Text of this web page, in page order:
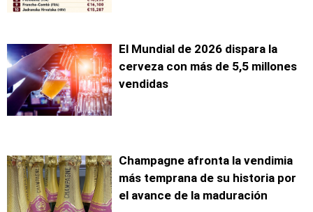
El Mundial de 2026 dispara la
cerveza con más de 5,5 millones
vendidas
Champagne afronta la vendimia
más temprana de su historia por
el avance de la maduración